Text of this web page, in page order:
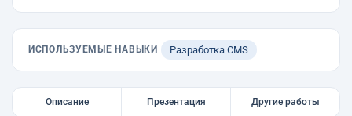
ИСПОЛЬЗУЕМЫЕ НАВЫКИ Разработка CMS
Описание Презентация Другие работы